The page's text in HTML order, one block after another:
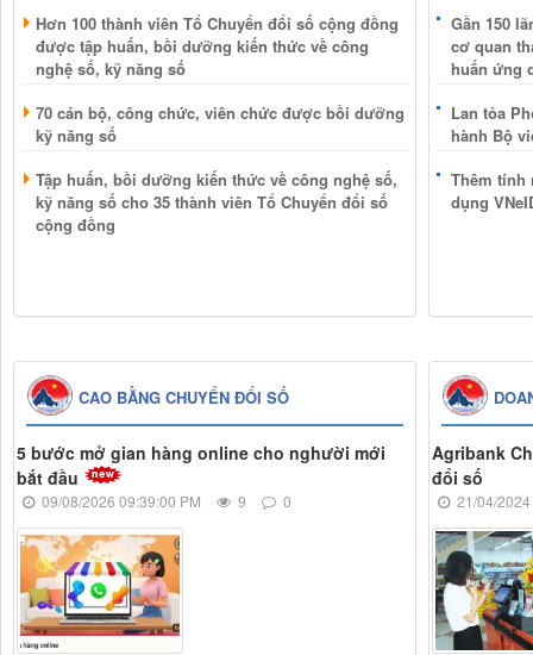
Hơn 100 thành viên Tổ Chuyển đổi số cộng đồng
được tập huấn, bồi dưỡng kiến thức về công
nghệ số, kỹ năng số
70 cán bộ, công chức, viên chức được bồi dưỡng
kỹ năng số
Tập huấn, bồi dưỡng kiến thức về công nghệ số,
kỹ năng số cho 35 thành viên Tổ Chuyển đổi số
cộng đồng
Gần 150
cơ quan
huấn ứng
Lan tỏa
hành Bộ
Thêm tính
dụng
CAO BẰNG CHUYỂN ĐỔI SỐ
5 bước mở gian hàng online cho nghười mới
bắt đầu
09/08/2026 09:39:00 PM 9 0
Agribank
đổi số
21/04/